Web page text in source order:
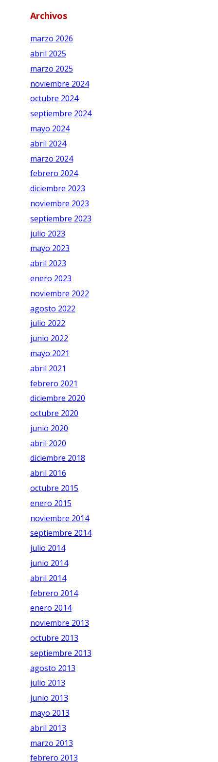
Archivos
marzo 2026
abril 2025
marzo 2025
noviembre 2024
octubre 2024
septiembre 2024
mayo 2024
abril 2024
marzo 2024
febrero 2024
diciembre 2023
noviembre 2023
septiembre 2023
julio 2023
mayo 2023
abril 2023
enero 2023
noviembre 2022
agosto 2022
julio 2022
junio 2022
mayo 2021
abril 2021
febrero 2021
diciembre 2020
octubre 2020
junio 2020
abril 2020
diciembre 2018
abril 2016
octubre 2015
enero 2015
noviembre 2014
septiembre 2014
julio 2014
junio 2014
abril 2014
febrero 2014
enero 2014
noviembre 2013
octubre 2013
septiembre 2013
agosto 2013
julio 2013
junio 2013
mayo 2013
abril 2013
marzo 2013
febrero 2013